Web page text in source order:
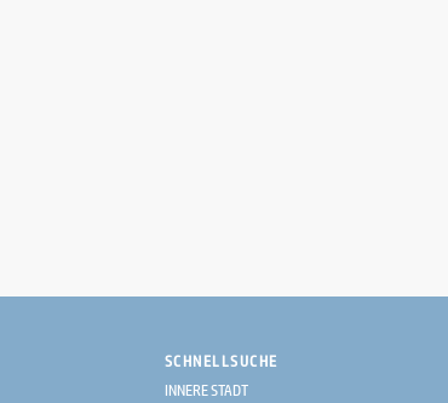
SCHNELLSUCHE
INNERE STADT